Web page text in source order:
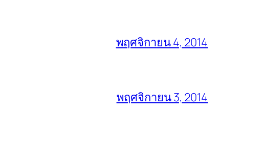
พฤศจิกายน 4, 2014
พฤศจิกายน 3, 2014